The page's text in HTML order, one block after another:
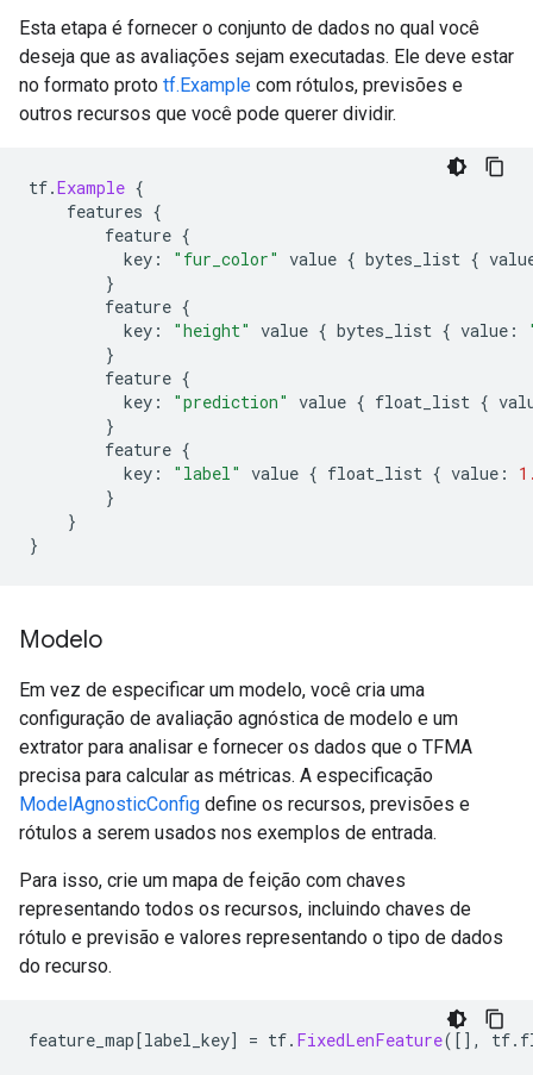
Esta etapa é fornecer o conjunto de dados no qual você
deseja que as avaliações sejam executadas. Ele deve estar
no formato proto tf.Example com rótulos, previsões e
outros recursos que você pode querer dividir.
tf.Example {
features {
feature {
key : "fur_color" value { bytes_list {
}
feature {
key : "height" value { bytes_list { value :
}
feature {
key : "prediction" value { float_list {
}
feature {
key : "label" value { float_list { value :
}
}
}
Modelo
Em vez de especificar um modelo, você cria uma
configuração de avaliação agnóstica de modelo e um
extrator para analisar e fornecer os dados que o TFMA
precisa para calcular as métricas. A especificação
ModelAgnosticConfig define os recursos, previsões e
rótulos a serem usados ​​nos exemplos de entrada.
Para isso, crie um mapa de feição com chaves
representando todos os recursos, incluindo chaves de
rótulo e previsão e valores representando o tipo de dados
do recurso.
feature_map[label_key] = tf. FixedLenFeature([], tf.